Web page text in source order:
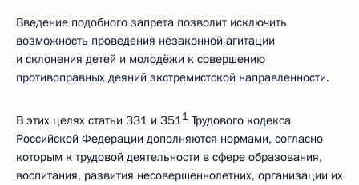
Введение подобного запрета позволит исключить
возможность проведения незаконной агитации
и склонения детей и молодёжи к совершению
противоправных деяний экстремистской направленности.
В этих целях статьи 331 и 3511 Трудового кодекса
Российской Федерации дополняются нормами, согласно
которым к трудовой деятельности в сфере образования,
воспитания, развития несовершеннолетних, организации их